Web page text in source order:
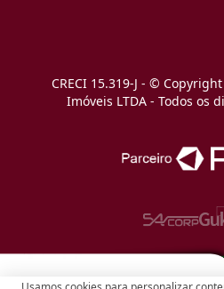
CRECI 15.319-J - ©
Imóveis LTDA - Todos os